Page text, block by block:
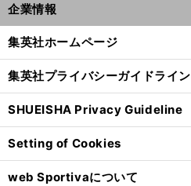
企業情報
集英社ホームページ
集英社プライバシーガイドライン
SHUEISHA Privacy Guideline
Setting of Cookies
web Sportivaについて